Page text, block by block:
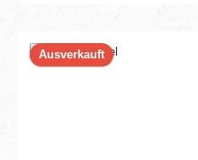
Ausverkauft